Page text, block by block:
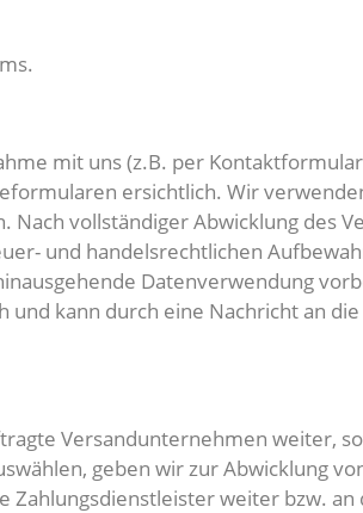
mit uns (z.B. per
ersichtlich. Wir
Nach vollständiger Abwicklung des
und handelsrechtlichen
Datenverwendung
kann durch eine Nachricht an
Versandunternehmen weiter,
geben wir zur Abwicklung
weiter bzw. an